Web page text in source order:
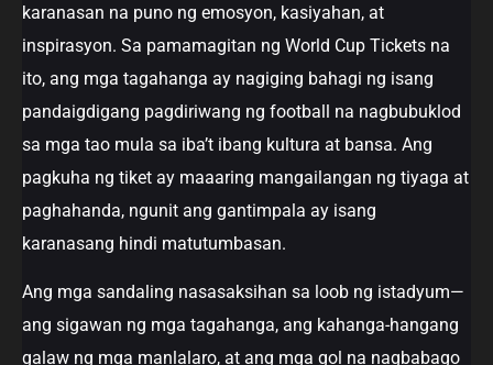
karanasan na puno ng emosyon, kasiyahan, at
inspirasyon. Sa pamamagitan ng World Cup Tickets na
ito, ang mga tagahanga ay nagiging bahagi ng isang
pandaigdigang pagdiriwang ng football na nagbubuklod
sa mga tao mula sa iba’t ibang kultura at bansa. Ang
pagkuha ng tiket ay maaaring mangailangan ng tiyaga at
paghahanda, ngunit ang gantimpala ay isang
karanasang hindi matutumbasan.
Ang mga sandaling nasasaksihan sa loob ng istadyum—
ang sigawan ng mga tagahanga, ang kahanga-hangang
galaw ng mga manlalaro, at ang mga gol na nagbabago